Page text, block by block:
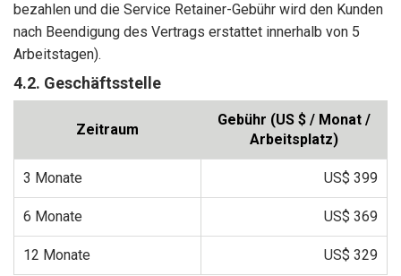
bezahlen und die Service Retainer-Gebühr wird den Kunden
nach Beendigung des Vertrags erstattet innerhalb von 5
Arbeitstagen).
4.2. Geschäftsstelle
Zeitraum
Gebühr (US $ / Monat /
Arbeitsplatz)
3 Monate US$ 399
6 Monate US$ 369
12 Monate US$ 329